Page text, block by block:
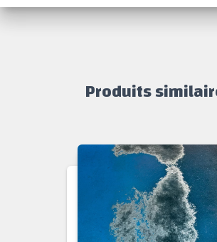
Produits